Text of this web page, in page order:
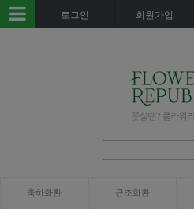
로그인 회원가입
축하화환 근조화환